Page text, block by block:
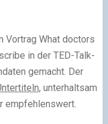
Vortrag What doctors
in der TED-Talk-
gemacht. Der
, unterhaltsam
empfehlenswert.